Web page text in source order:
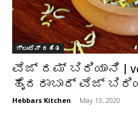
ಗ್ಲುಟೆನ್ ರಹಿತ
ವೆಜ್ ದಮ್ ಬಿರಿಯಾನಿ | veg
ಹೈದರಾಬಾದ್ ವೆಜ್
Hebbars Kitchen - May 13, 2020